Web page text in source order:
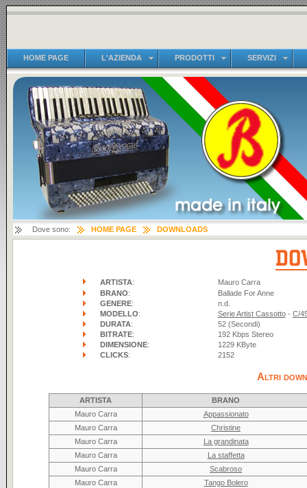
HOME PAGE L'AZIENDA PRODOTTI SERVIZI
Dove sono: HOME PAGE DOWNLOADS
ARTISTA:
Mauro Carra
BRANO:
Ballade For Anne
GENERE:
n.d.
MODELLO: Serie Artist Cassotto- C/
DURATA:
52 (Secondi)
BITRATE:
192 Kbps Stereo
DIMENSIONE:
1229 KByte
CLICKS: 2152
Altri
ARTISTA
BRANO
Mauro Carra
Appassionato
Mauro Carra
Christine
Mauro Carra
La grandinata
Mauro Carra
La staffetta
Mauro Carra
Scabroso
Mauro Carra
Tango Bolero